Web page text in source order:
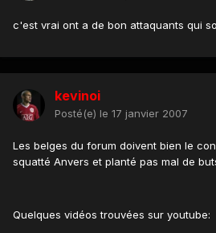
c'est vrai ont a de bon attaquants qui
kevinoi
Posté(e) le 17 janvier 2007
Les belges du forum doivent bien le
squatté Anvers et planté pas mal de
Quelques vidéos trouvées sur youtube: